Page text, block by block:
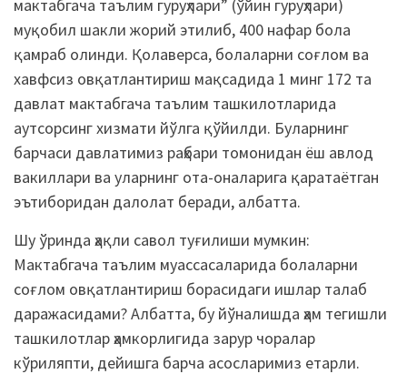
мактабгача таълим гуруҳлари” (ўйин гуруҳлари)
муқобил шакли жорий этилиб, 400 нафар бола
қамраб олинди. Қолаверса, болаларни соғлом ва
хавфсиз овқатлантириш мақсадида 1 минг 172 та
давлат мактабгача таълим ташкилотларида
аутсорсинг хизмати йўлга қўйилди. Буларнинг
барчаси давлатимиз раҳбари томонидан ёш авлод
вакиллари ва уларнинг ота-оналарига қаратаётган
эътиборидан далолат беради, албатта.
Шу ўринда ҳақли савол туғилиши мумкин:
Мактабгача таълим муассасаларида болаларни
соғлом овқатлантириш борасидаги ишлар талаб
даражасидами? Албатта, бу йўналишда ҳам тегишли
ташкилотлар ҳамкорлигида зарур чоралар
кўриляпти, дейишга барча асосларимиз етарли.